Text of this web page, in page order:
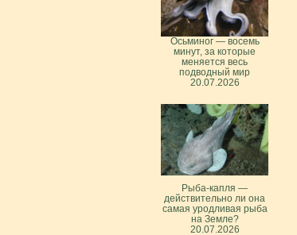
Осьминог — восемь
минут, за которые
меняется весь
подводный мир
20.07.2026
Рыба-капля —
действительно ли она
самая уродливая рыба
на Земле?
20.07.2026